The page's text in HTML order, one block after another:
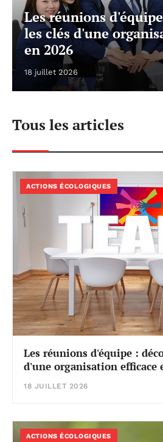
Les réunions
les clés d'une
en 2026
18 juillet 2026
Tous les articles
ACTIONS ÉCOLOGIQUES
Les réunions d'équipe :
d'une organisation efficace
18 JUILLET 2026
ACTIONS ÉCOLOGIQUES